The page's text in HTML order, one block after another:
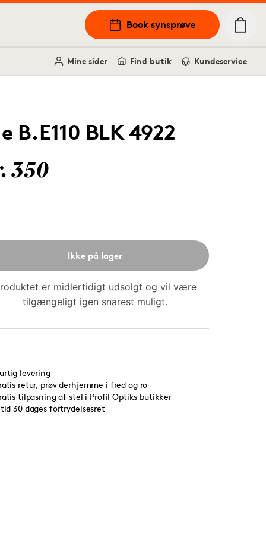
Book synsprøve
Mine sider Find butik Kundeservice
B.E110 BLK 4922
350
Ikke på lager
er midlertidigt udsolgt og vil være
tilgængeligt igen snarest muligt.
levering
retur, prøv derhjemme i fred og ro
tilpasning af stel i Profil Optiks butikker
30 dages fortrydelsesret